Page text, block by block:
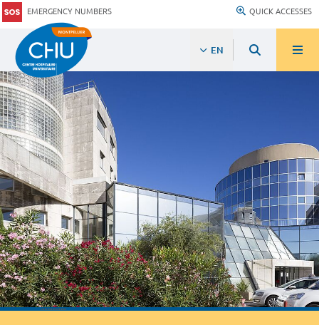
EMERGENCY NUMBERS QUICK ACCESSES
EN